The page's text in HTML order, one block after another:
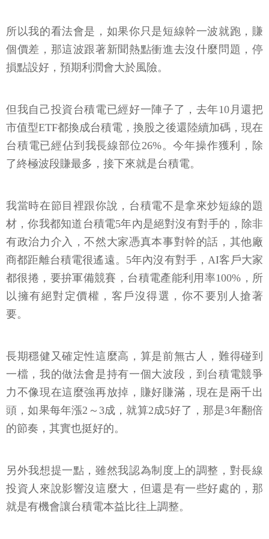
所以我的看法會是，如果你只是短線幹一波就跑，賺
個價差，那這波跟著新聞熱點衝進去沒什麼問題，停
損點設好，預期利潤會大於風險。
但我自己投資台積電已經好一陣子了，去年10月還把
市值型ETF都換成台積電，換股之後還陸續加碼，現在
台積電已經佔到我長線部位26%。今年操作獲利，除
了終極波段賺最多，接下來就是台積電。
我當時在節目裡跟你說，台積電不是拿來炒短線的題
材，你我都知道台積電5年內是絕對沒有對手的，除非
有政治力介入，不然大家憑真本事對幹的話，其他廠
商都距離台積電很遙遠。5年內沒有對手，AI客戶大家
都很捲，要拚軍備競賽，台積電產能利用率100%，所
以擁有絕對定價權，客戶沒得選，你不要別人搶著
要。
長期穩健又確定性這麼高，算是前無古人，難得碰到
一檔，我的做法會是持有一個大波段，到台積電競爭
力不像現在這麼強再放掉，賺好賺滿，現在是兩千出
頭，如果每年漲2～3成，就算2成5好了，那是3年翻倍
的節奏，其實也挺好的。
另外我想提一點，雖然我認為制度上的調整，對長線
投資人來說影響沒這麼大，但還是有一些好處的，那
就是有機會讓台積電本益比往上調整。